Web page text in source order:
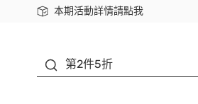
本期活動詳情請點我
下載app最高回饋$350
第2件5折